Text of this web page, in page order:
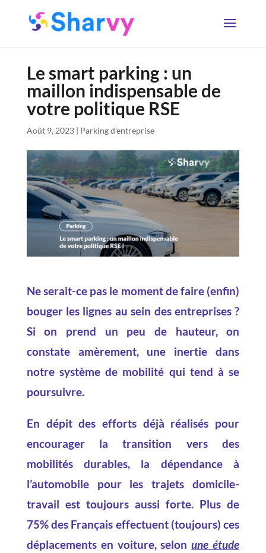
Le smart parking : un
maillon indispensable de
votre politique RSE
Août 9, 2023| Parking d'entreprise
Ne serait-ce pas le moment de faire (enfin)
bouger les lignes au sein des entreprises ?
Si on prend un peu de hauteur, on
constate amèrement, une inertie dans
notre système de mobilité qui tend à se
poursuivre.
En dépit des efforts déjà réalisés pour
encourager la transition vers des
mobilités durables, la dépendance à
l’automobile pour les trajets domicile-
travail est toujours aussi forte. Plus de
75% des Français effectuent (toujours) ces
déplacements en voiture, selonune étude